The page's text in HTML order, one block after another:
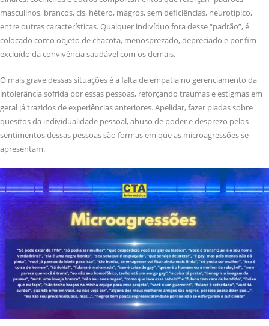
masculinos, brancos, cis, hétero, magros, sem deficiências, neurotípico,
entre outras características. Qualquer indivíduo fora desse “padrão”, é
colocado como objeto de chacota, menosprezado, depreciado e por fim
excluído da convivência saudável com os demais.
O mais grave dessas situações é a falta de empatia no gerenciamento da
intolerância sofrida por essas pessoas, reforçando traumas e estigmas em
geral já trazidos de experiências anteriores. Apelidar, fazer piadas sobre
quesitos da individualidade pessoal, abuso de poder e desprezo pelos
sentimentos dessas pessoas são formas em que as microagressões se
apresentam.